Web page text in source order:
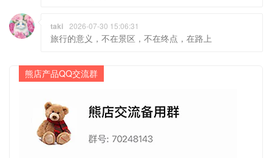
taki 2026-07-30 15:06:31
旅行的意义，不在景区，不在终点，在路上
熊店产品QQ交流群